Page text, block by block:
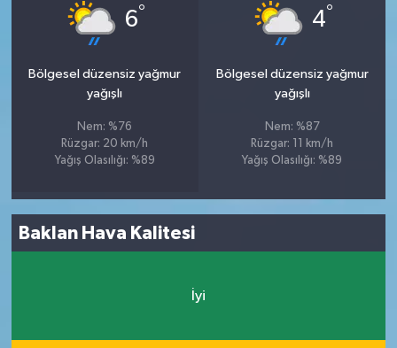
6°
Bölgesel düzensiz yağmur
yağışlı
Nem: %76
Rüzgar: 20 km/h
Yağış Olasılığı: %89
4°
Bölgesel düzensiz yağmur
yağışlı
Nem: %87
Rüzgar: 11 km/h
Yağış Olasılığı: %89
Baklan Hava Kalitesi
İyi